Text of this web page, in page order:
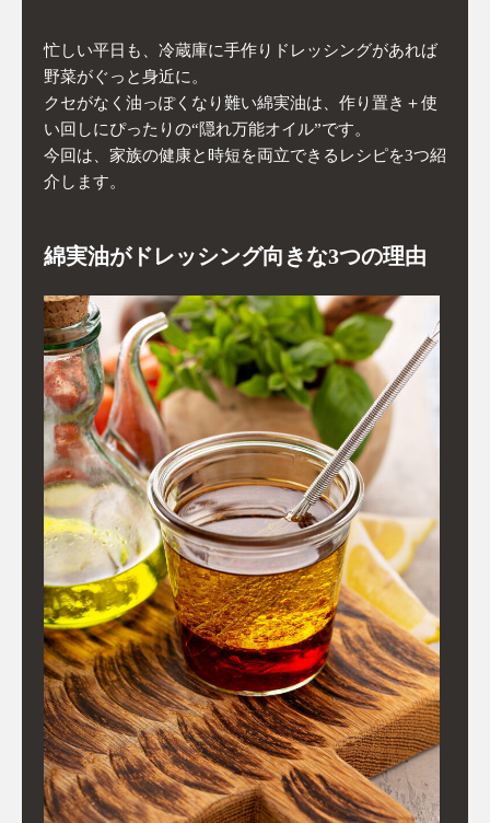
忙しい平日も、冷蔵庫に手作りドレッシングがあれば
野菜がぐっと身近に。
クセがなく油っぽくなり難い綿実油は、作り置き＋使
い回しにぴったりの“隠れ万能オイル”です。
今回は、家族の健康と時短を両立できるレシピを3つ紹
介します。
綿実油がドレッシング向きな3つの理由